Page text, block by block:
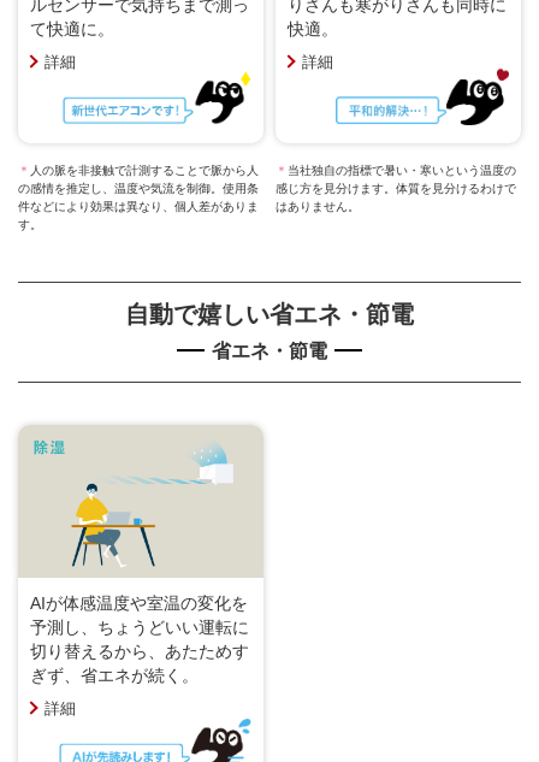
ルセンサーで気持ちまで測っ
て快適に。
詳細
＊ 人の脈を非接触で計測することで脈から人
の感情を推定し、温度や気流を制御。使用条
件などにより効果は異なり、個人差がありま
す。
りさんも寒がりさんも同時に
快適。
詳細
＊ 当社独自の指標で暑い・寒いという温度の
感じ方を見分けます。体質を見分けるわけで
はありません。
自動で嬉しい省エネ・節電
省エネ・節電
AIが体感温度や室温の変化を
予測し、ちょうどいい運転に
切り替えるから、あたためす
ぎず、省エネが続く。
詳細